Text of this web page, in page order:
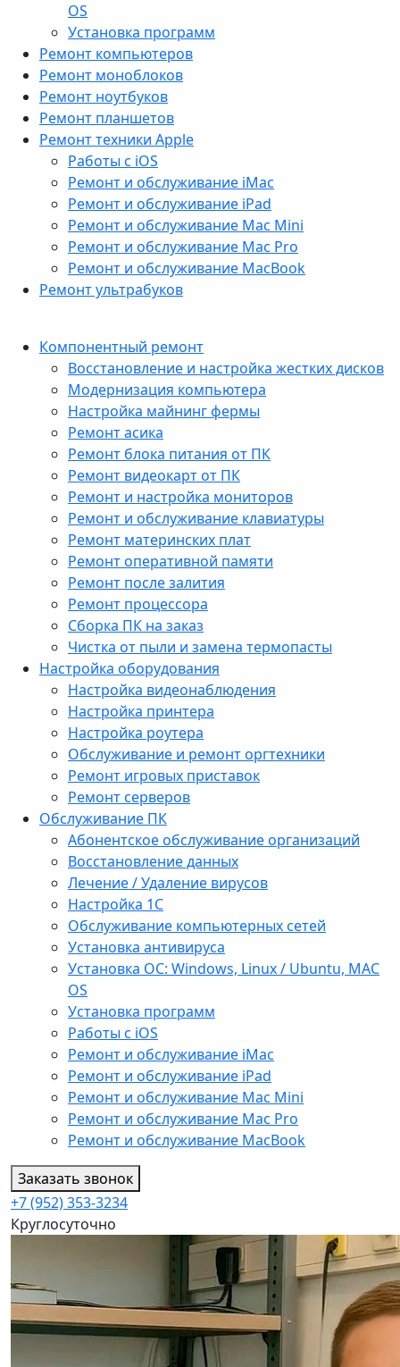
OS
Установка программ
Ремонт компьютеров
Ремонт моноблоков
Ремонт ноутбуков
Ремонт планшетов
Ремонт техники Apple
Работы с iOS
Ремонт и обслуживание iMac
Ремонт и обслуживание iPad
Ремонт и обслуживание Mac Mini
Ремонт и обслуживание Mac Pro
Ремонт и обслуживание MacBook
Ремонт ультрабуков
Компонентный ремонт
Восстановление и настройка жестких дисков
Модернизация компьютера
Настройка майнинг фермы
Ремонт асика
Ремонт блока питания от ПК
Ремонт видеокарт от ПК
Ремонт и настройка мониторов
Ремонт и обслуживание клавиатуры
Ремонт материнских плат
Ремонт оперативной памяти
Ремонт после залития
Ремонт процессора
Сборка ПК на заказ
Чистка от пыли и замена термопасты
Настройка оборудования
Настройка видеонаблюдения
Настройка принтера
Настройка роутера
Обслуживание и ремонт оргтехники
Ремонт игровых приставок
Ремонт серверов
Обслуживание ПК
Абонентское обслуживание организаций
Восстановление данных
Лечение / Удаление вирусов
Настройка 1С
Обслуживание компьютерных сетей
Установка антивируса
Установка ОС: Windows, Linux / Ubuntu, МАС
OS
Установка программ
Работы с iOS
Ремонт и обслуживание iMac
Ремонт и обслуживание iPad
Ремонт и обслуживание Mac Mini
Ремонт и обслуживание Mac Pro
Ремонт и обслуживание MacBook
Заказать звонок
+7 (952) 353-3234
Круглосуточно